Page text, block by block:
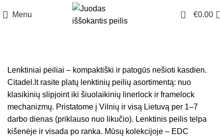
Menu 0 €0.00
Lenktiniai peiliai – kompaktiški ir patogūs nešioti kasdien.
Citadel.lt rasite platų lenktinių peilių asortimentą: nuo
klasikinių slipjoint iki šiuolaikinių linerlock ir framelock
mechanizmų. Pristatome į Vilnių ir visą Lietuvą per 1–7
darbo dienas (priklauso nuo likučio). Lenktinis peilis telpa
kišenėje ir visada po ranka. Mūsų kolekcijoje – EDC